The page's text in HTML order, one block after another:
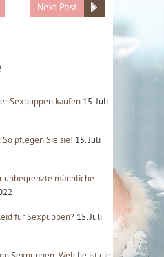
Next Post
Sexpuppen kaufen 15. Juli
pflegen Sie sie! 15. Juli
unbegrenzte männliche
für Sexpuppen? 15. Juli